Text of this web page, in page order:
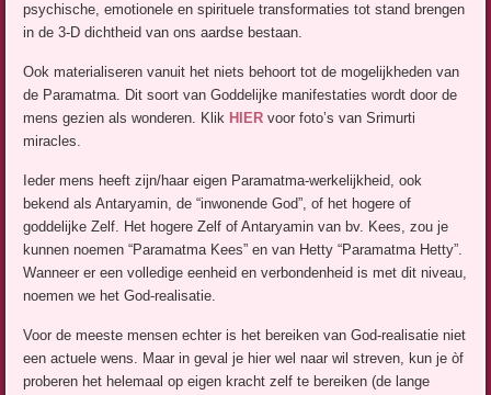
psychische, emotionele en spirituele transformaties tot stand brengen
in de 3-D dichtheid van ons aardse bestaan.
Ook materialiseren vanuit het niets behoort tot de mogelijkheden van
de Paramatma. Dit soort van Goddelijke manifestaties wordt door de
mens gezien als wonderen. Klik HIER voor foto’s van Srimurti
miracles.
Ieder mens heeft zijn/haar eigen Paramatma-werkelijkheid, ook
bekend als Antaryamin, de “inwonende God”, of het hogere of
goddelijke Zelf. Het hogere Zelf of Antaryamin van bv. Kees, zou je
kunnen noemen “Paramatma Kees” en van Hetty “Paramatma Hetty”.
Wanneer er een volledige eenheid en verbondenheid is met dit niveau,
noemen we het God-realisatie.
Voor de meeste mensen echter is het bereiken van God-realisatie niet
een actuele wens. Maar in geval je hier wel naar wil streven, kun je òf
proberen het helemaal op eigen kracht zelf te bereiken (de lange